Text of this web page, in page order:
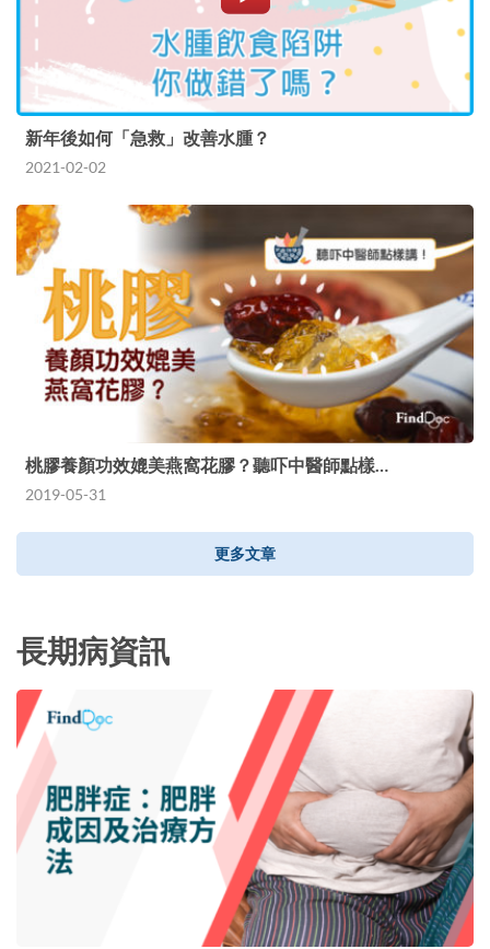
新年後如何「急救」改善水腫？
2021-02-02
桃膠養顏功效媲美燕窩花膠？聽吓中醫師點樣…
2019-05-31
更多文章
長期病資訊